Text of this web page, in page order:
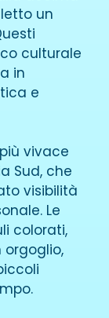
un
culturale
in
e
vivace
Sud, che
visibilità
Le
colorati,